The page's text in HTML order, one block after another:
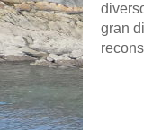
gran